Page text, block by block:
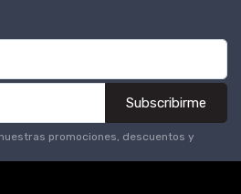
Subscribirme
promociones, descuentos y